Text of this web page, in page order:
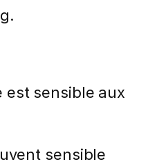
est sensible aux
sensible